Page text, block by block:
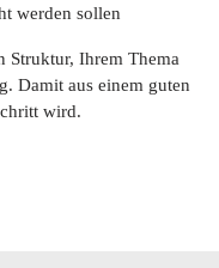
werden sollen
Struktur, Ihrem Thema
Damit aus einem guten
wird.